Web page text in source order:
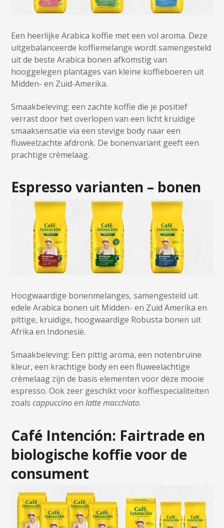
Een heerlijke Arabica koffie met een vol aroma. Deze
uitgebalanceerde koffiemelange wordt samengesteld
uit de beste Arabica bonen afkomstig van
hooggelegen plantages van kleine koffieboeren uit
Midden- en Zuid-Amerika.
Smaakbeleving: een zachte koffie die je positief
verrast door het overlopen van een licht kruidige
smaaksensatie via een stevige body naar een
fluweelzachte afdronk. De bonenvariant geeft een
prachtige crèmelaag.
Espresso varianten – bonen
Hoogwaardige bonenmelanges, samengesteld uit
edele Arabica bonen uit Midden- en Zuid Amerika en
pittige, kruidige, hoogwaardige Robusta bonen uit
Afrika en Indonesië.
Smaakbeleving: Een pittig aroma, een notenbruine
kleur, een krachtige body en een fluweelachtige
crèmelaag zijn de basis elementen voor deze mooie
espresso. Ook zeer geschikt voor koffiespecialiteiten
zoalscappuccinoenlatte macchiato.
Café Intención: Fairtrade en
biologische koffie voor de
consument